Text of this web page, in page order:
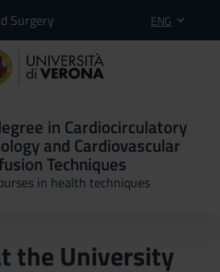
Surgery ENG
in Cardiocirculatory
and Cardiovascular
Techniques
in health techniques
the University